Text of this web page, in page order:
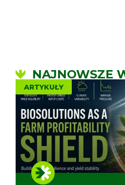
NAJNOWSZE
ARTYKUŁY